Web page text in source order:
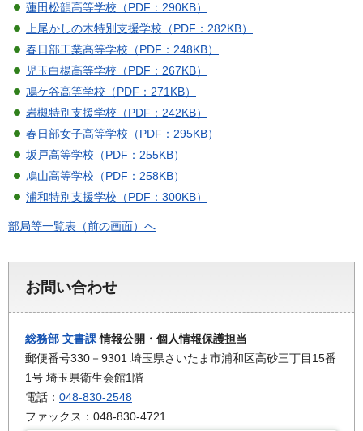
蓮田松韻高等学校（PDF：290KB）
上尾かしの木特別支援学校（PDF：282KB）
春日部工業高等学校（PDF：248KB）
児玉白楊高等学校（PDF：267KB）
鳩ケ谷高等学校（PDF：271KB）
岩槻特別支援学校（PDF：242KB）
春日部女子高等学校（PDF：295KB）
坂戸高等学校（PDF：255KB）
鳩山高等学校（PDF：258KB）
浦和特別支援学校（PDF：300KB）
部局等一覧表（前の画面）へ
お問い合わせ
総務部 文書課情報公開・個人情報保護担当
郵便番号330－9301 埼玉県さいたま市浦和区高砂三丁目15番
1号 埼玉県衛生会館1階
電話： 048-830-2548
ファックス：048-830-4721